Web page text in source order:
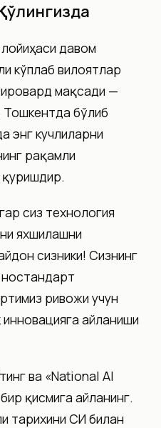
давом
кўплаб вилоятлар
мақсади —
Тошкентда бўлиб
энг кучлиларни
рақамли
қуришдир.
сиз технология
яхшилашни
сизники! Сизнинг
ностандарт
ривожи учун
айланиши
ва «National AI
қисмига айланинг.
тарихини СИ билан